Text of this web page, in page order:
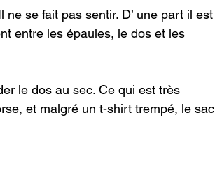
se fait pas sentir. D’ une part il est
entre les épaules, le dos et les
le dos au sec. Ce qui est très
et malgré un t-shirt trempé, le sac